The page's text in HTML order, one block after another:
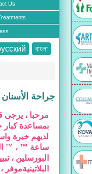
Us
বাংলা
جراحة
مرحبا ، يرجى
بمساعدة كبار
لديهم خبرة
البورسلين ،